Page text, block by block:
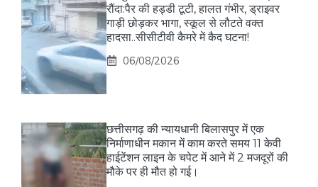
रौंदा:पैर की हड्डी टूटी, हालत गंभीर, ड्राइवर
गाड़ी छोड़कर भागा, स्कूल से लौटते वक्त
हादसा..सीसीटीवी कैमरे में कैद घटना!
06/08/2026
छत्तीसगढ़ की न्यायधानी बिलासपुर में एक
निर्माणाधीन मकान में काम करते समय 11 केवी
हाईटेंशन लाइन के चपेट में आने में 2 मजदूरों की
मौके पर ही मौत हो गई।